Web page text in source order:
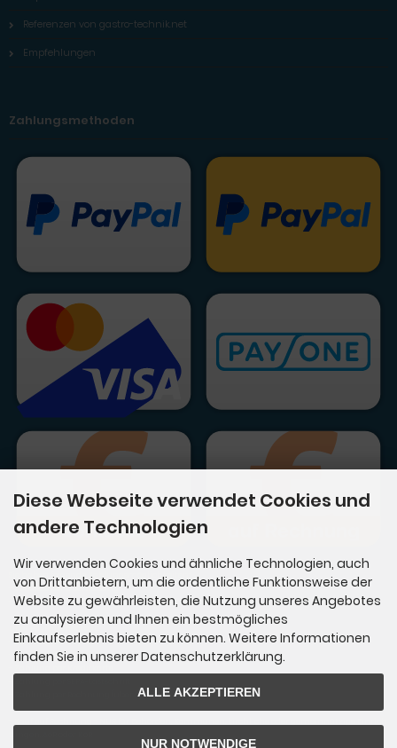
Referenzen von gastro-technik.net
Empfehlungen
Zahlungsmethoden
Sie haben folgende Zahlungsmöglichkeiten:
- Vorkasse per Überweisung
- Zahlung per Kreditkare - Mastercard / Visacard
Über PayPal Checkout:
- Zahlung per PayPal
- Zahlung per PayPal Express
- Zahlung per Rechnung (über Ratepay)
Diese Webseite verwendet Cookies und
andere Technologien
Wir verwenden Cookies und ähnliche Technologien, auch
von Drittanbietern, um die ordentliche Funktionsweise der
Website zu gewährleisten, die Nutzung unseres Angebotes
zu analysieren und Ihnen ein bestmögliches
Einkaufserlebnis bieten zu können. Weitere Informationen
finden Sie in unserer Datenschutzerklärung.
ALLE AKZEPTIEREN
NUR NOTWENDIGE